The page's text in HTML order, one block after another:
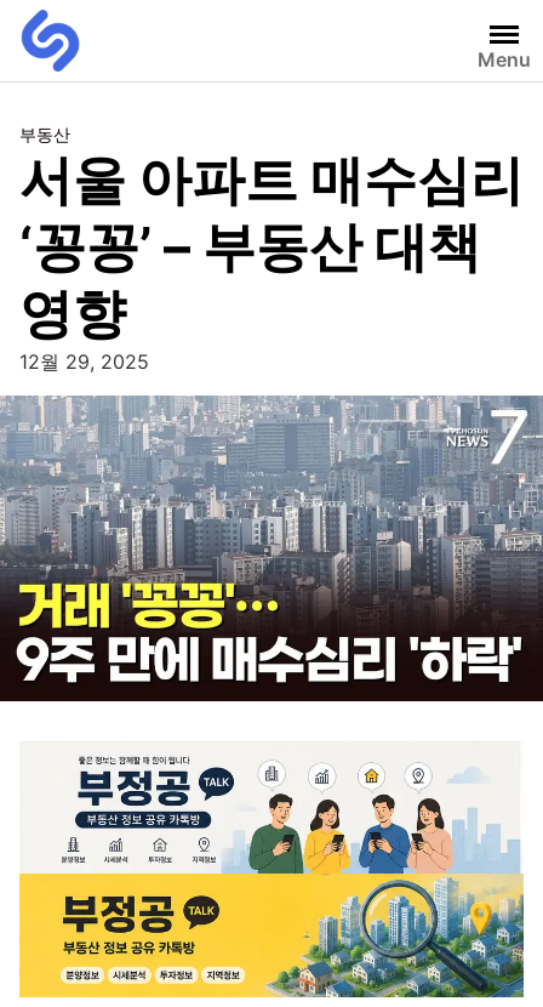
Menu
부동산
서울 아파트 매수심리
‘꽁꽁’ – 부동산 대책
영향
12월 29, 2025